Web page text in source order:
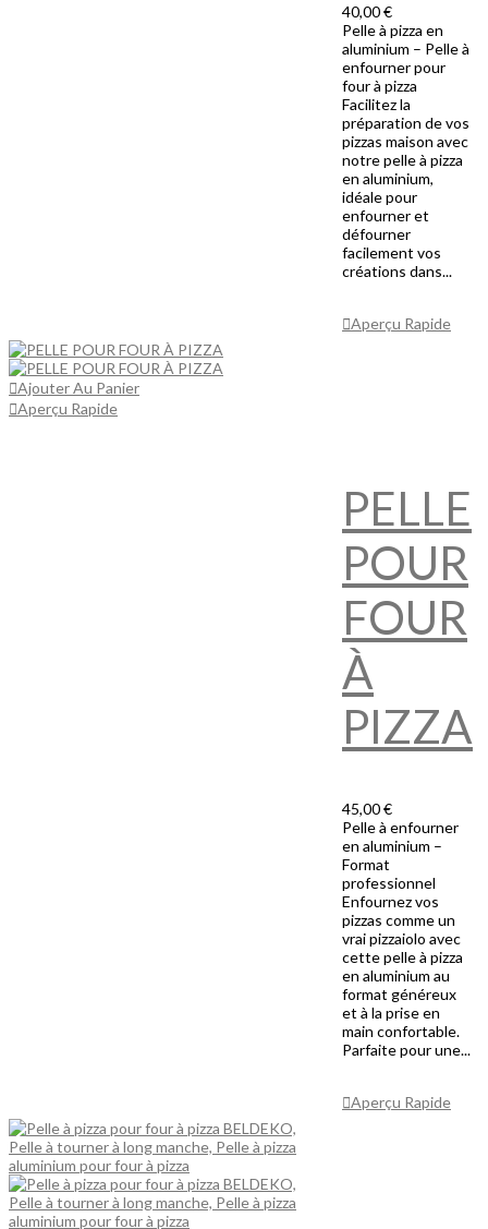
40,00 €
Pelle à pizza en
aluminium – Pelle à
enfourner pour
four à pizza
Facilitez la
préparation de vos
pizzas maison avec
notre pelle à pizza
en aluminium,
idéale pour
enfourner et
défourner
facilement vos
créations dans...
Aperçu Rapide
Ajouter Au Panier
Aperçu Rapide
PELLE
POUR
FOUR
À
PIZZA
45,00 €
Pelle à enfourner
en aluminium –
Format
professionnel
Enfournez vos
pizzas comme un
vrai pizzaiolo avec
cette pelle à pizza
en aluminium au
format généreux
et à la prise en
main confortable.
Parfaite pour une...
Aperçu Rapide